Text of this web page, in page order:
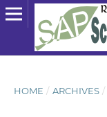
HOME / ARCHIVES /